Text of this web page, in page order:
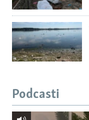
Podcasti